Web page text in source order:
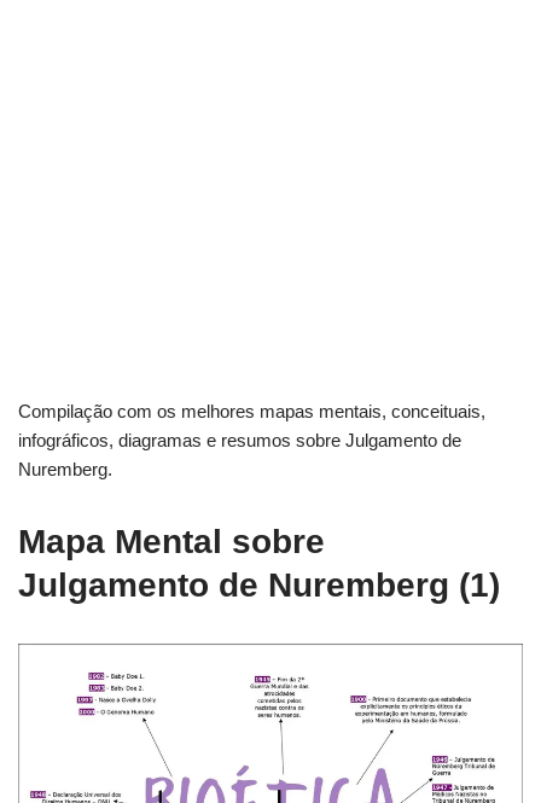
Compilação com os melhores mapas mentais, conceituais,
infográficos, diagramas e resumos sobre Julgamento de
Nuremberg.
Mapa Mental sobre
Julgamento de Nuremberg (1)